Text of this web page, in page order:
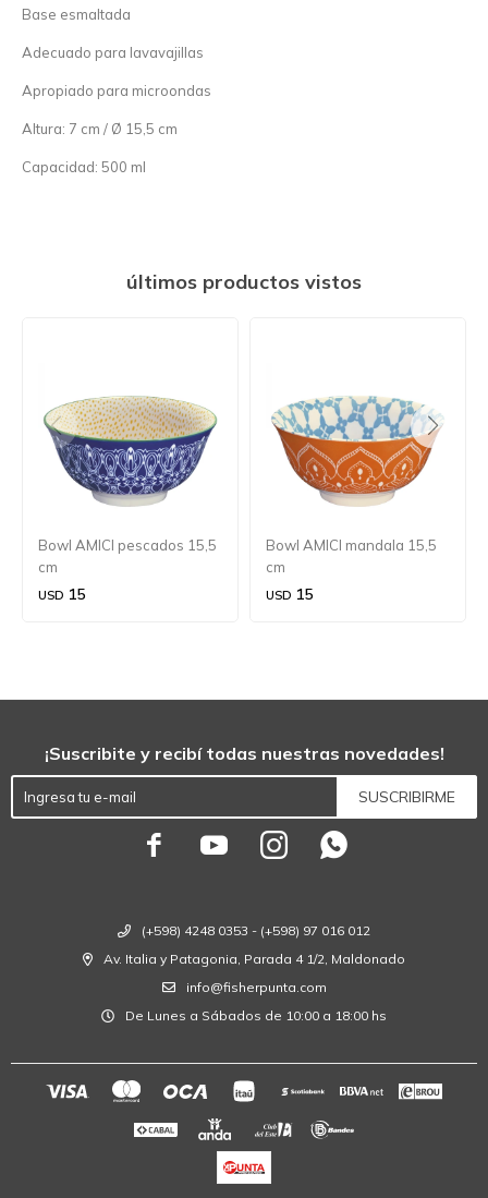
Base esmaltada
Adecuado para lavavajillas
Apropiado para microondas
Altura: 7 cm / Ø 15,5 cm
Capacidad: 500 ml
últimos productos vistos
Bowl AMICI pescados 15,5
cm
USD 15
Bowl AMICI mandala 15,5
cm
USD 15
(+598) 4248 0353 - (+598) 97 016 012
Av. Italia y Patagonia, Parada 4 1/2, Maldonado
info@fisherpunta.com
De Lunes a Sábados de 10:00 a 18:00 hs
¡Suscribite y recibí todas nuestras novedades!
SUSCRIBIRME
   